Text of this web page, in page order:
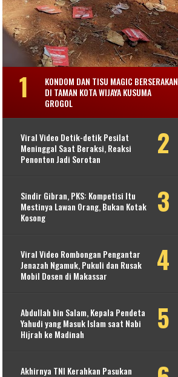
KONDOM DAN TISU MAGIC BERSERAKAN
DI TAMAN KOTA WIJAYA KUSUMA
GROGOL
Viral Video Detik-detik Pesilat
Meninggal Saat Beraksi, Reaksi
Penonton Jadi Sorotan
Sindir Gibran, PKS: Kompetisi Itu
Mestinya Lawan Orang, Bukan Kotak
Kosong
Viral Video Rombongan Pengantar
Jenazah Ngamuk, Pukuli dan Rusak
Mobil Dosen di Makassar
Abdullah bin Salam, Kepala Pendeta
Yahudi yang Masuk Islam saat Nabi
Hijrah ke Madinah
Akhirnya TNI Kerahkan Pasukan